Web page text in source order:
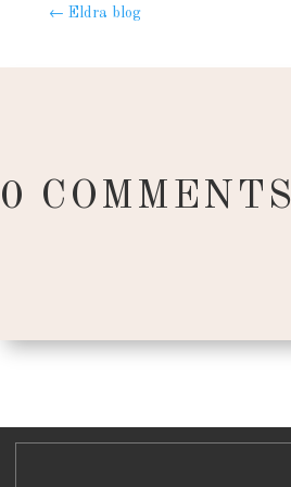
← Eldra blog
0 COMMENTS